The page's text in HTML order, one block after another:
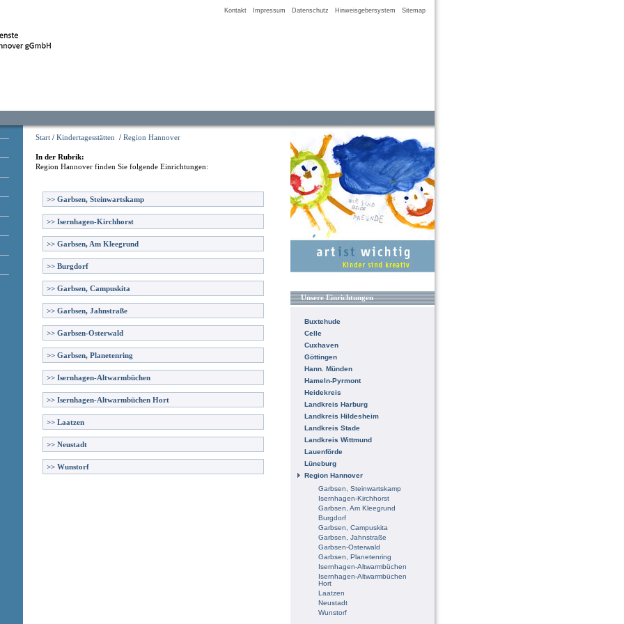
Kontakt Impressum Datenschutz Hinweisgebersystem Sitemap
Start / Kindertagesstätten / Region Hannover
In der Rubrik:
Region Hannover finden Sie folgende Einrichtungen:
>> Garbsen, Steinwartskamp
>> Isernhagen-Kirchhorst
>> Garbsen, Am Kleegrund
>> Burgdorf
>> Garbsen, Campuskita
>> Garbsen, Jahnstraße
>> Garbsen-Osterwald
>> Garbsen, Planetenring
>> Isernhagen-Altwarmbüchen
>> Isernhagen-Altwarmbüchen Hort
>> Laatzen
>> Neustadt
>> Wunstorf
Unsere Einrichtungen
Buxtehude
Celle
Cuxhaven
Göttingen
Hann. Münden
Hameln-Pyrmont
Heidekreis
Landkreis Harburg
Landkreis Hildesheim
Landkreis Stade
Landkreis Wittmund
Lauenförde
Lüneburg
Region Hannover
Garbsen, Steinwartskamp
Isernhagen-Kirchhorst
Garbsen, Am Kleegrund
Burgdorf
Garbsen, Campuskita
Garbsen, Jahnstraße
Garbsen-Osterwald
Garbsen, Planetenring
Isernhagen-Altwarmbüchen
Isernhagen-Altwarmbüchen
Hort
Laatzen
Neustadt
Wunstorf